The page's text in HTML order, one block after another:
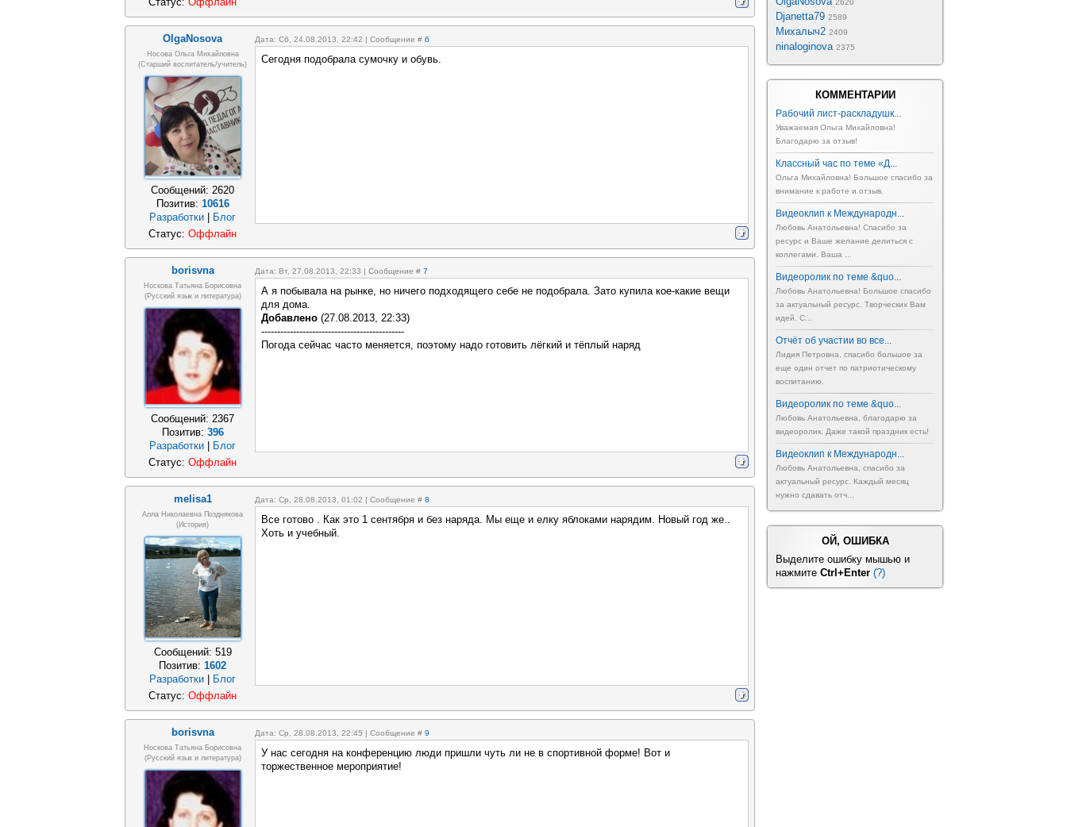
OlgaNosova Дата: Сб, 24.08.2013, 22:42 | Сообщение # 6
Носова Ольга Михайловна
(старший воспитатель/учитель)
Сообщений: 2620
Позитив: 10616
Разработки
Блог
Сегодня подобрала сумочку и обувь.
Статус: Оффлайн
borisvna Дата: Вт, 27.08.2013, 22:33 | Сообщение # 7
Носкова Татьяна Борисовна
(русский язык и литература)
Сообщений: 2367
Позитив: 396
Разработки
Блог
А я побывала на рынке, но ничего подходящего себе не подобрала. Зато купила кое-какие вещи
для дома.
Добавлено (27.08.2013, 22:33)
---------------------------------------------
Погода сейчас часто меняется, поэтому надо готовить лёгкий и тёплый наряд
Статус: Оффлайн
melisa1 Дата: Ср, 28.08.2013, 01:02 | Сообщение # 8
Алла Николаевна Позднякова
(история)
Сообщений: 519
Позитив: 1602
Разработки
Блог
Все готово . Как это 1 сентября и без наряда. Мы еще и елку яблоками нарядим. Новый год же..
Хоть и учебный.
Статус: Оффлайн
borisvna Дата: Ср, 28.08.2013, 22:45 | Сообщение # 9
Носкова Татьяна Борисовна
(русский язык и литература)
У нас сегодня на конференцию люди пришли чуть ли не в спортивной форме! Вот и
торжественное мероприятие!
2620
Djanetta79 2589
Михалыч2 2409
ninaloginova 2375
КОММЕНТАРИИ
Рабочий лист-раскладушк...
Уважаемая Ольга Михайловна!
Благодарю за отзыв!
Классный час по теме «Д...
Ольга Михайловна! Большое спасибо за
внимание к работе и отзыв.
Видеоклип к Международн...
Любовь Анатольевна! Спасибо за
ресурс и Ваше желание делиться с
коллегами. Ваша ...
Видеоролик по теме &quo...
Любовь Анатольевна! Большое спасибо
за актуальный ресурс. Творческих Вам
идей. С...
Отчёт об участии во все...
Лидия Петровна, спасибо большое за
еще один отчет по патриотическому
воспитанию.
Видеоролик по теме &quo...
Любовь Анатольевна, благодарю за
видеоролик. Даже такой праздник есть!
Видеоклип к Международн...
Любовь Анатольевна, спасибо за
актуальный ресурс. Каждый месяц
нужно сдавать отч...
ОЙ, ОШИБКА
Выделите ошибку мышью и
нажмите Ctrl+Enter (?)